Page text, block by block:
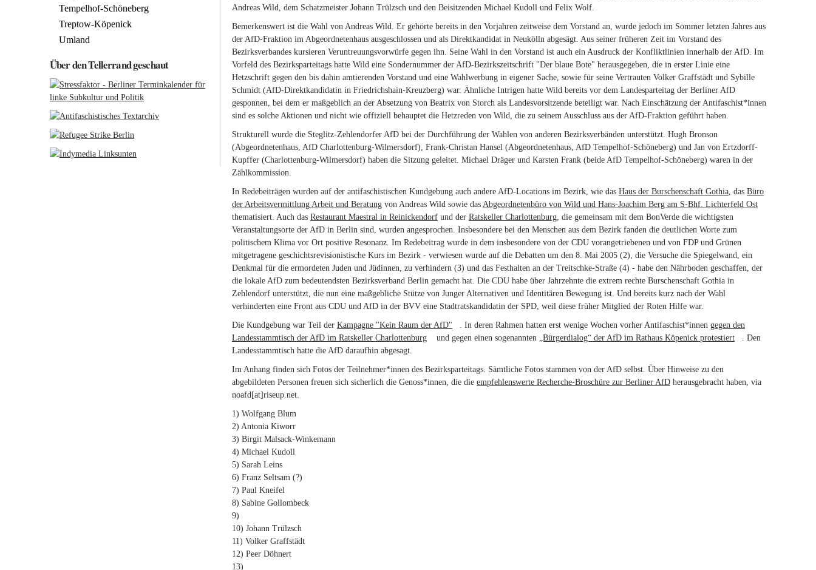
Tempelhof-Schöneberg
Treptow-Köpenick
Umland
Über den Tellerrand geschaut
Andreas Wild, dem Schatzmeister Johann Trülzsch und den Beisitzenden Michael Kudoll und Felix Wolf.
Bemerkenswert ist die Wahl von Andreas Wild. Er gehörte bereits in den Vorjahren zeitweise dem Vorstand an, wurde jedoch im Sommer letzten Jahres aus
der AfD-Fraktion im Abgeordnetenhaus ausgeschlossen und als Direktkandidat in Neukölln abgesägt. Aus seiner früheren Zeit im Vorstand des
Bezirksverbandes kursieren Veruntreuungsvorwürfe gegen ihn. Seine Wahl in den Vorstand ist auch ein Ausdruck der Konfliktlinien innerhalb der AfD. Im
Vorfeld des Bezirksparteitags hatte Wild eine Sondernummer der AfD-Bezirkszeitschrift "Der blaue Bote" herausgegeben, die in erster Linie eine
Hetzschrift gegen den bis dahin amtierenden Vorstand und eine Wahlwerbung in eigener Sache, sowie für seine Vertrauten Volker Graffstädt und Sybille
Schmidt (AfD-Direktkandidatin in Friedrichshain-Kreuzberg) war. Ähnliche Intrigen hatte Wild bereits vor dem Landesparteitag der Berliner AfD
gesponnen, bei dem er maßgeblich an der Absetzung von Beatrix von Storch als Landesvorsitzende beteiligt war. Nach Einschätzung der Antifaschist*innen
sind es solche Aktionen und nicht wie offiziell behauptet die Hetzreden von Wild, die zu seinem Ausschluss aus der AfD-Fraktion geführt haben.
Strukturell wurde die Steglitz-Zehlendorfer AfD bei der Durchführung der Wahlen von anderen Bezirksverbänden unterstützt. Hugh Bronson
(Abgeordnetenhaus, AfD Charlottenburg-Wilmersdorf), Frank-Christan Hansel (Abgeordnetenhaus, AfD Tempelhof-Schöneberg) und Jan von Ertzdorff-
Kupffer (Charlottenburg-Wilmersdorf) haben die Sitzung geleitet. Michael Dräger und Karsten Frank (beide AfD Tempelhof-Schöneberg) waren in der
Zählkommission.
In Redebeiträgen wurden auf der antifaschistischen Kundgebung auch andere AfD-Locations im Bezirk, wie das Haus der Burschenschaft Gothia, das Büro
der Arbeitsvermittlung Arbeit und Beratung von Andreas Wild sowie das Abgeordnetenbüro von Wild und Hans-Joachim Berg am S-Bhf. Lichterfeld Ost
thematisiert. Auch das Restaurant Maestral in Reinickendorf und der Ratskeller Charlottenburg, die gemeinsam mit dem BonVerde die wichtigsten
Veranstaltungsorte der AfD in Berlin sind, wurden angesprochen. Insbesondere bei den Menschen aus dem Bezirk fanden die deutlichen Worte zum
politischem Klima vor Ort positive Resonanz. Im Redebeitrag wurde in dem insbesondere von der CDU vorangetriebenen und von FDP und Grünen
mitgetragene geschichtsrevisionistische Kurs im Bezirk - verwiesen wurde auf die Debatten um den 8. Mai 2005 (2), die Versuche die Spiegelwand, ein
Denkmal für die ermordeten Juden und Jüdinnen, zu verhindern (3) und das Festhalten an der Treitschke-Straße (4) - habe den Nährboden geschaffen, der
die lokale AfD zum bedeutendsten Bezirksverband Berlin gemacht hat. Die CDU habe über Jahrzehnte die extrem rechte Burschenschaft Gothia in
Zehlendorf unterstützt, die nun eine maßgebliche Stütze von Junger Alternativen und Identitären Bewegung ist. Und bereits kurz nach der Wahl
verhinderten eine Front aus CDU und AfD in der BVV eine Stadtratskandidatin der SPD, weil diese früher Mitglied der Roten Hilfe war.
Die Kundgebung war Teil der Kampagne "Kein Raum der AfD" (link is external)
. In deren Rahmen hatten erst wenige Wochen vorher Antifaschist*innen gegen den
Landesstammtisch der AfD im Ratskeller Charlottenburg (link is external)
und gegen einen sogenannten „Bürgerdialog“ der AfD im Rathaus Köpenick protestiert (link is
. Den
Landesstammtisch hatte die AfD daraufhin abgesagt.
Im Anhang finden sich Fotos der Teilnehmer*innen des Bezirksparteitags. Sämtliche Fotos stammen von der AfD selbst. Über Hinweise zu den
abgebildeten Personen freuen sich sicherlich die Genoss*innen, die die empfehlenswerte Recherche-Broschüre zur Berliner AfD herausgebracht haben, via
noafd[at]riseup.net.
1) Wolfgang Blum
2) Antonia Kiworr
3) Birgit Malsack-Winkemann
4) Michael Kudoll
5) Sarah Leins
6) Franz Seltsam (?)
7) Paul Kneifel
8) Sabine Gollombeck
9)
10) Johann Trülzsch
11) Volker Graffstädt
12) Peer Döhnert
13)